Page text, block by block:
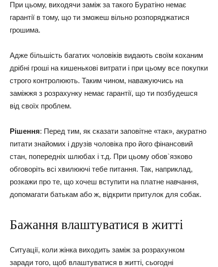
При цьому, виходячи заміж за такого Буратіно немає
гарантії в тому, що ти зможеш вільно розпоряджатися
грошима.
Адже більшість багатих чоловіків видають своїм коханим
дрібні гроші на кишенькові витрати і при цьому все покупки
строго контролюють. Таким чином, наважуючись на
заміжжя з розрахунку немає гарантії, що ти позбудешся
від своїх проблем.
Рішення: Перед тим, як сказати заповітне «так», акуратно
питати знайомих і друзів чоловіка про його фінансовий
стан, попередніх шлюбах і т.д. При цьому обов`язково
обговоріть всі хвилюючі тебе питання. Так, наприклад,
розкажи про те, що хочеш вступити на платне навчання,
допомагати батькам або ж, відкрити притулок для собак.
Бажання влаштуватися в житті
Ситуації, коли жінка виходить заміж за розрахунком
заради того, щоб влаштуватися в житті, сьогодні